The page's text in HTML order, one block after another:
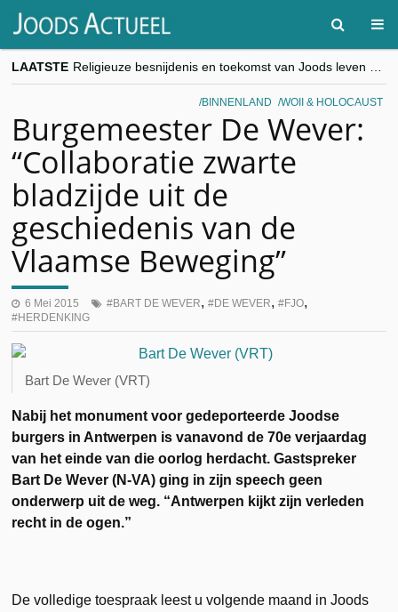
LAATSTE
“Besnijdenisdebat toont hoe moeilijk seculiere Westen minderheden begrijpt”, Jinnih Beels (Vooruit)
CITYTRIP | ROEMENIË – Boekarest: de verrassing van Oost-Europa
BINNENLAND WOII & HOLOCAUST
Burgemeester De Wever:
“Collaboratie zwarte
bladzijde uit de
geschiedenis van de
Vlaamse Beweging”
6 Mei 2015 BART DE WEVER, DE WEVER, FJO,
HERDENKING
Bart De Wever (VRT)
Nabij het monument voor gedeporteerde Joodse
burgers in Antwerpen is vanavond de 70e verjaardag
van het einde van die oorlog herdacht. Gastspreker
Bart De Wever (N-VA) ging in zijn speech geen
onderwerp uit de weg. “Antwerpen kijkt zijn verleden
recht in de ogen.”
De volledige toespraak leest u volgende maand in Joods